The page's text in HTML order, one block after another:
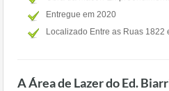
Entregue em 2020
Localizado Entre as Ruas 1822
A Área de Lazer do Ed.